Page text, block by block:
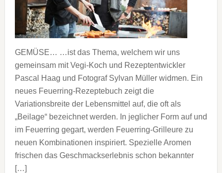
GEMÜSE… …ist das Thema, welchem wir uns
gemeinsam mit Vegi-Koch und Rezeptentwickler
Pascal Haag und Fotograf Sylvan Müller widmen. Ein
neues Feuerring-Rezeptebuch zeigt die
Variationsbreite der Lebensmittel auf, die oft als
„Beilage“ bezeichnet werden. In jeglicher Form auf und
im Feuerring gegart, werden Feuerring-Grilleure zu
neuen Kombinationen inspiriert. Spezielle Aromen
frischen das Geschmackserlebnis schon bekannter
[…]